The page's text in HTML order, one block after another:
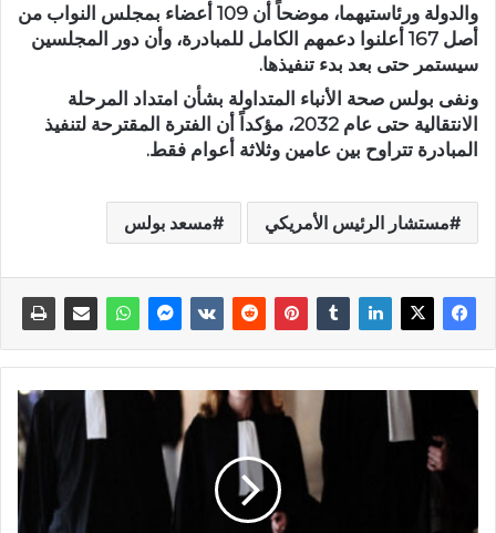
والدولة ورئاستيهما، موضحاً أن 109 أعضاء بمجلس النواب من
أصل 167 أعلنوا دعمهم الكامل للمبادرة، وأن دور المجلسين
سيستمر حتى بعد بدء تنفيذها.
ونفى بولس صحة الأنباء المتداولة بشأن امتداد المرحلة
الانتقالية حتى عام 2032، مؤكداً أن الفترة المقترحة لتنفيذ
المبادرة تتراوح بين عامين وثلاثة أعوام فقط.
مستشار الرئيس الأمريكي مسعد بولس